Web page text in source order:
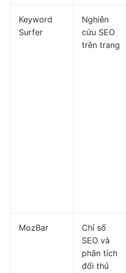
Keyword
Surfer
Nghiên
cứu SEO
trên trang
MozBar
Chỉ số
SEO và
phân tích
đối thủ